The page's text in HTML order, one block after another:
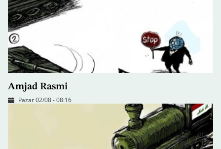
Amjad Rasmi
Pazar 02/08 - 08:16